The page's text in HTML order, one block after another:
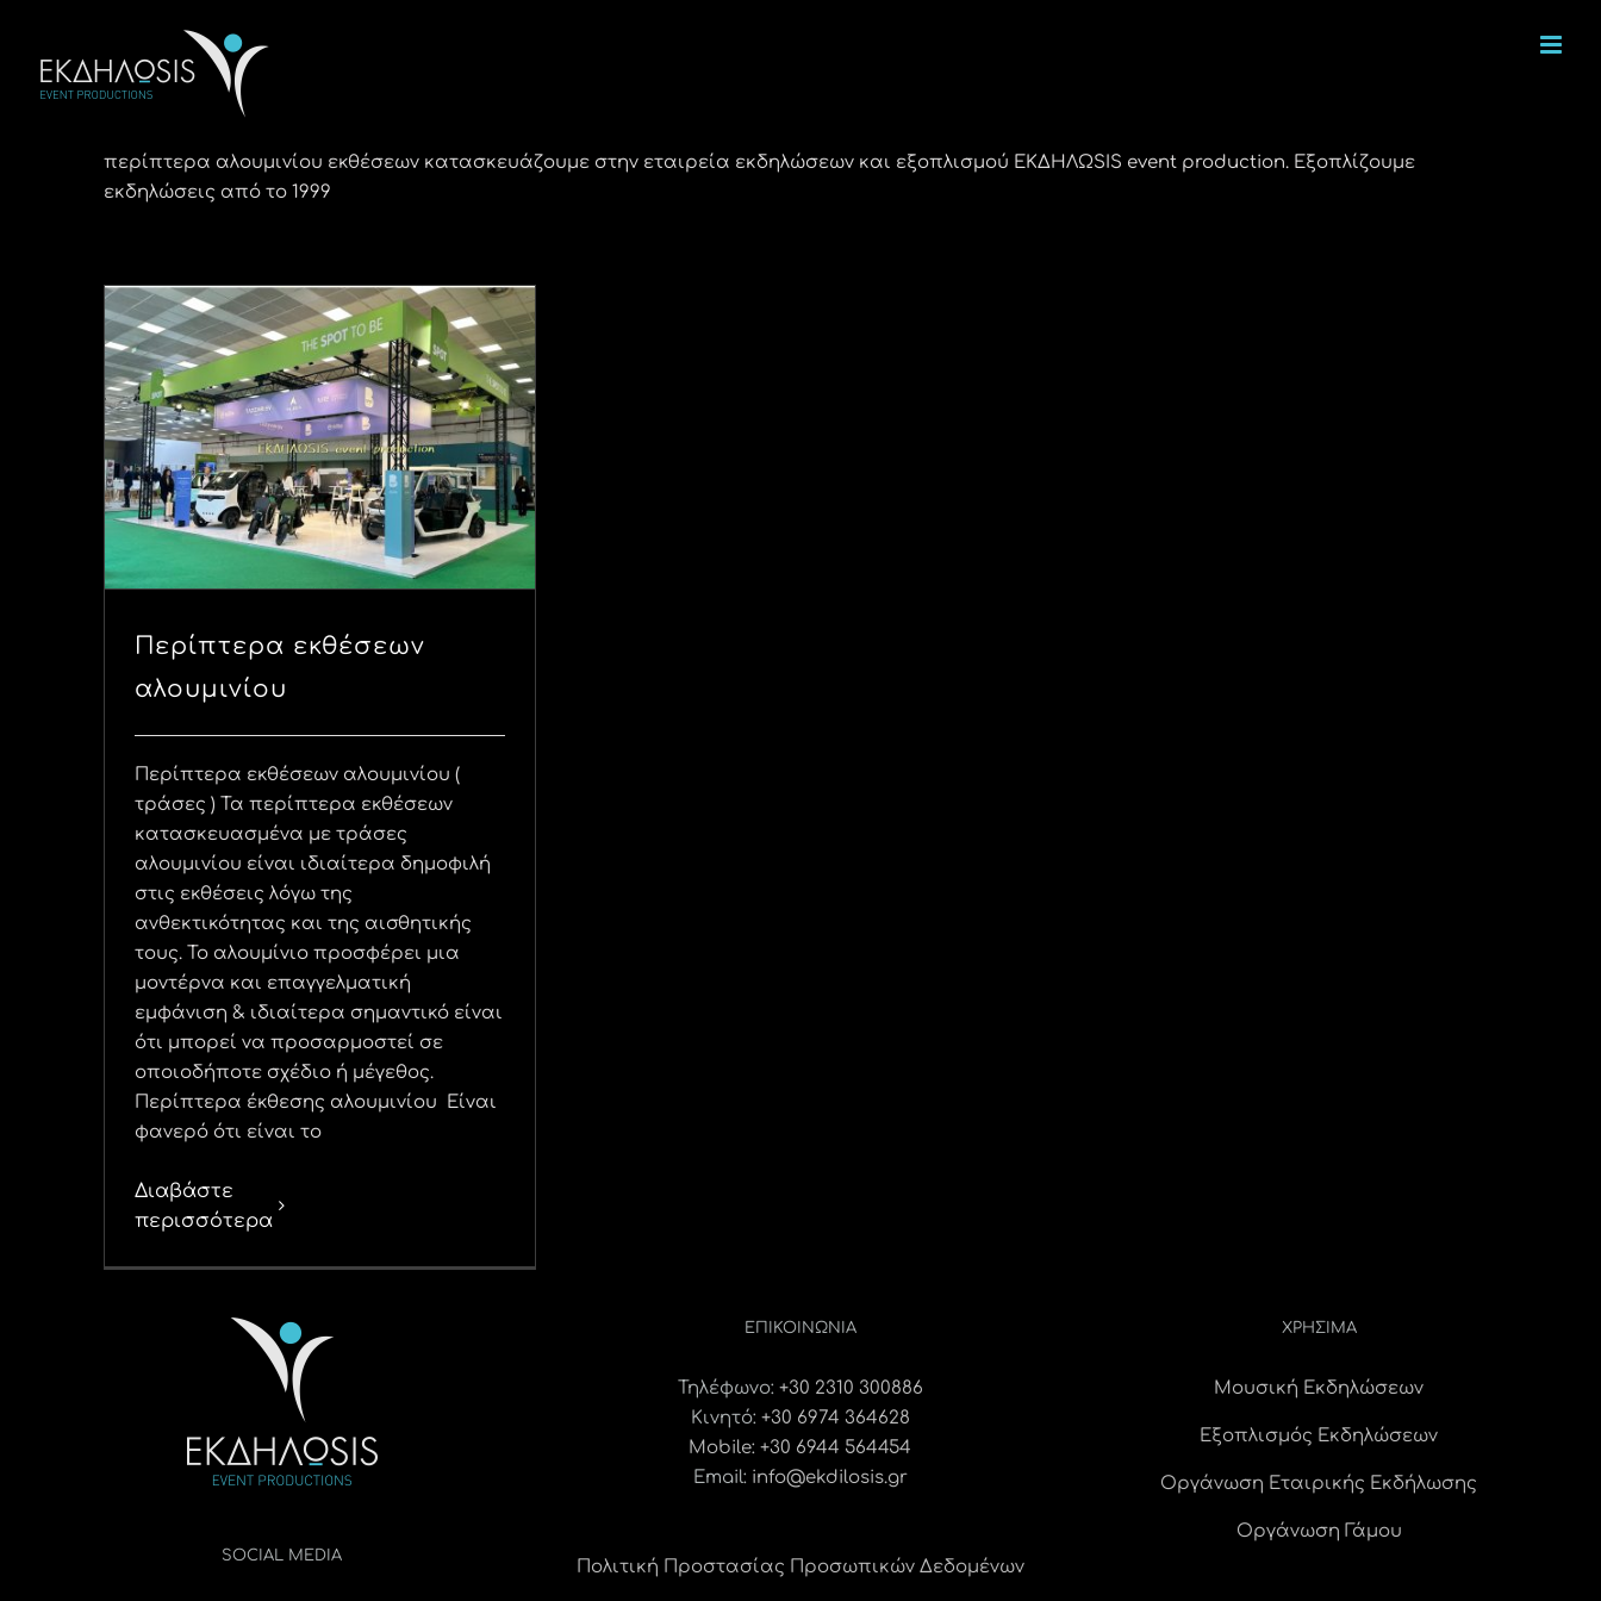
περιεχόμενο
περίπτερα αλουμινίου εκθέσεων κατασκευάζουμε στην εταιρεία εκδηλώσεων και εξοπλισμού ΕΚΔΗΛΩSIS event production. Εξοπλίζουμε
εκδηλώσεις από το 1999
Περίπτερα εκθέσεων
αλουμινίου
Περίπτερα εκθέσεων
αλουμινίου
Περίπτερα εκθέσεων αλουμινίου (
τράσες ) Τα περίπτερα εκθέσεων
κατασκευασμένα με τράσες
αλουμινίου είναι ιδιαίτερα δημοφιλή
στις εκθέσεις λόγω της
ανθεκτικότητας και της αισθητικής
τους. Το αλουμίνιο προσφέρει μια
μοντέρνα και επαγγελματική
εμφάνιση & ιδιαίτερα σημαντικό είναι
ότι μπορεί να προσαρμοστεί σε
οποιοδήποτε σχέδιο ή μέγεθος.
Περίπτερα έκθεσης αλουμινίου Είναι
φανερό ότι είναι τo
Διαβάστε
περισσότερα
SOCIAL MEDIA
ΕΠΙΚΟΙΝΩΝΊΑ
Τηλέφωνο: +30 2310 300886
Κινητό: +30 6974 364628
Mobile: +30 6944 564454
Email: info@ekdilosis.gr
Πολιτική Προστασίας Προσωπικών Δεδομένων
ΧΡΗΣΙΜΑ
Μουσική Εκδηλώσεων
Εξοπλισμός Εκδηλώσεων
Οργάνωση Εταιρικής Εκδήλωσης
Οργάνωση Γάμου